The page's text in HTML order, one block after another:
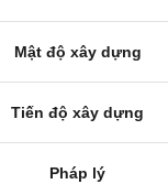
Mật độ xây dựng
Tiến độ xây dựng
Pháp lý